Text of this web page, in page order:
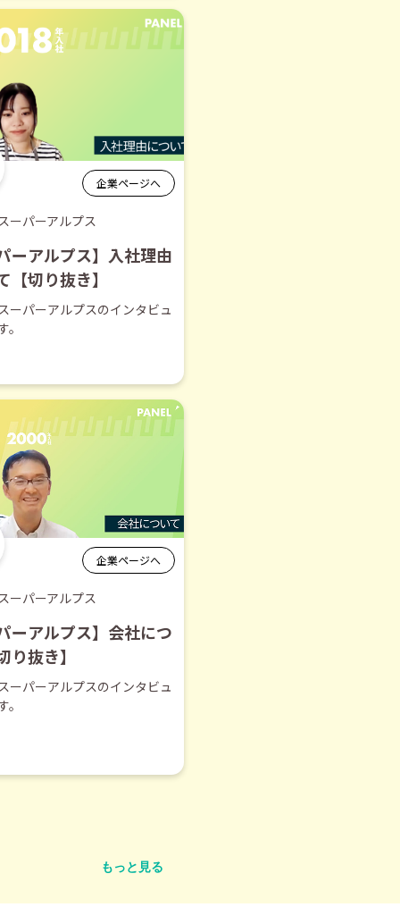
企業ページへ
ーパーアルプス
ーアルプス】入社理由
【切り抜き】
ーパーアルプスのインタビュ
企業ページへ
ーパーアルプス
ーアルプス】会社につ
り抜き】
ーパーアルプスのインタビュ
もっと見る